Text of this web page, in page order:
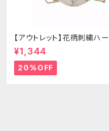
【アウトレット】花柄刺繍ハ
グ
¥1,344
20%OFF